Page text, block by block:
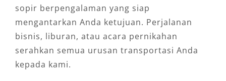
kondisi jalan
Mitsubishi Pajero – stabil dan bertenaga
Kendaraan Rombongan
sopir berpengalaman yang siap
mengantarkan Anda ketujuan. Perjalanan
bisnis, liburan, atau acara pernikahan
serahkan semua urusan transportasi Anda
kepada kami.